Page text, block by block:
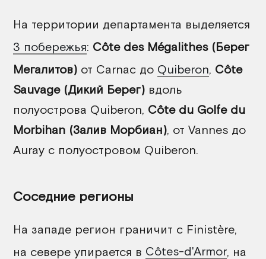
На территории департамента выделяется
3 побережья: Côte des Mégalithes (Берег
Мегалитов) от Carnac до Quiberon, Côte
Sauvage (Дикий Берег) вдоль
полуострова Quiberon, Côte du Golfe du
Morbihan (Залив Морбиан), от Vannes до
Auray с полуостровом Quiberon.
Соседние регионы
На западе регион граничит с Finistère,
на севере упирается в Côtes-d'Armor , на